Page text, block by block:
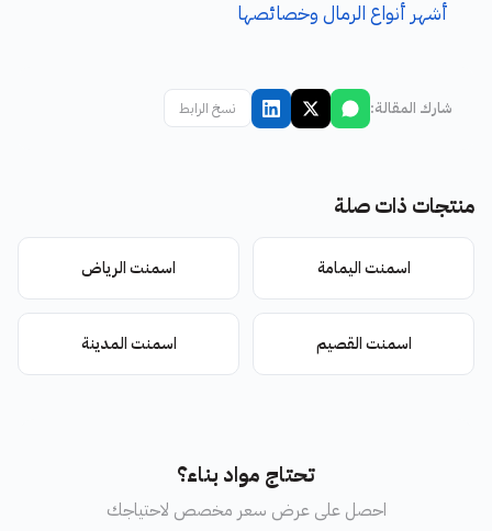
أشهر أنواع الرمال وخصائصها
شارك المقالة: نسخ الرابط
منتجات ذات صلة
اسمنت اليمامة اسمنت الرياض
اسمنت القصيم اسمنت المدينة
تحتاج مواد بناء؟
احصل على عرض سعر مخصص لاحتياجك